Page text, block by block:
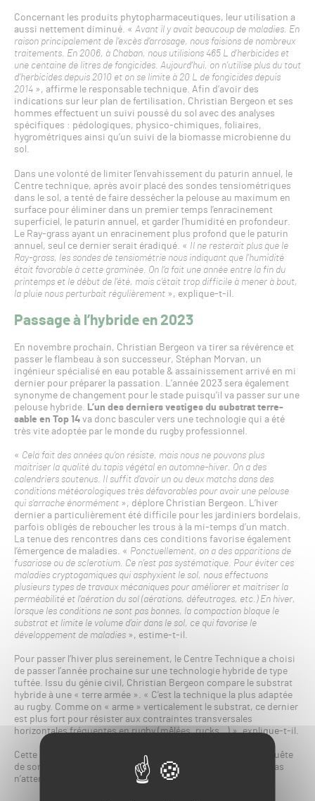
Concernant les produits phytopharmaceutiques, leur utilisation a
aussi nettement diminué. « Avant il y avait beaucoup de maladies. En
raison principalement de l’excès d’arrosage, nous faisions de nombreux
traitements. En 2006, à Chaban, nous utilisions 465 L d’herbicides et
une centaine de litres de fongicides. Aujourd’hui, on n’utilise plus du tout
d’herbicides depuis 2010 et on se limite à 20 L de fongicides depuis
2014», affirme le responsable technique. Afin d’avoir des
indications sur leur plan de fertilisation, Christian Bergeon et ses
hommes effectuent un suivi poussé du sol avec des analyses
spécifiques : pédologiques, physico-chimiques, foliaires,
hygrométriques ainsi qu’un suivi de la biomasse microbienne du
sol.
Dans une volonté de limiter l’envahissement du paturin annuel, le
Centre technique, après avoir placé des sondes tensiométriques
dans le sol, a tenté de faire dessécher la pelouse au maximum en
surface pour éliminer dans un premier temps l’enracinement
superficiel, le paturin annuel, et garder l’humidité en profondeur.
Le Ray-grass ayant un enracinement plus profond que le paturin
annuel, seul ce dernier serait éradiqué. « Il ne resterait plus que le
Ray-grass, les sondes de tensiométrie nous indiquant que l’humidité
était favorable à cette graminée. On l’a fait une année entre la fin du
printemps et le début de l’été, mais c’était trop difficile à mener à bout,
la pluie nous perturbait régulièrement », explique-t-il.
Passage à l’hybride en 2023
En novembre prochain, Christian Bergeon va tirer sa révérence et
passer le flambeau à son successeur, Stéphan Morvan, un
ingénieur spécialisé en eau potable & assainissement arrivé en mi
dernier pour préparer la passation. L’année 2023 sera également
synonyme de changement pour le stade puisqu’il va passer sur une
pelouse hybride. L’un des derniers vestiges du substrat terre-
sable en Top 14va donc basculer vers une technologie qui a été
très vite adoptée par le monde du rugby professionnel.
« Cela fait des années qu’on résiste, mais nous ne pouvons plus
maitriser la qualité du tapis végétal en automne-hiver. On a des
calendriers soutenus. Il suffit d’avoir un ou deux matchs dans des
conditions météorologiques très défavorables pour avoir une pelouse
qui s’arrache énormément », déplore Christian Bergeon. L’hiver
dernier a particulièrement été difficile pour les jardiniers bordelais,
parfois obligés de reboucher les trous à la mi-temps d’un match.
La tenue des rencontres dans ces conditions favorise également
l’émergence de maladies. « Ponctuellement, on a des apparitions de
fusariose ou de sclerotium. Ce n’est pas systématique. Pour éviter ces
maladies cryptogamiques qui asphyxient le sol, nous effectuons
plusieurs types de travaux mécaniques pour améliorer et maitriser la
perméabilité et l’aération du sol (aérations, défeutrages, etc.) En hiver,
lorsque les conditions ne sont pas bonnes, la compaction bloque le
substrat et limite le volume d’air dans le sol, ce qui favorise le
développement de maladies», estime-t-il.
Pour passer l’hiver plus sereinement, le Centre Technique a choisi
de passer l’année prochaine sur une technologie hybride de type
tuftée. Issu du génie civil, Christian Bergeon compare le substrat
hybride à une « terre armée ». « C’est la technique la plus adaptée
au rugby. Comme on « arme » verticalement le substrat, ce dernier
est plus fort pour résister aux contraintes transversales
horizontales fréquentes en rugby (mêlées, rucks…) », explique-t-il.
Cette « terre armée » parviendra-t-elle à aider l’UBB dans la quête
de son premier Bouclier de Brennus ? Le stade Chaban-Delmas
n’attend que cela pour compléter son histoire déjà très riche.